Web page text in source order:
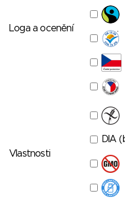
Loga a ocenění
Vlastnosti
DIA